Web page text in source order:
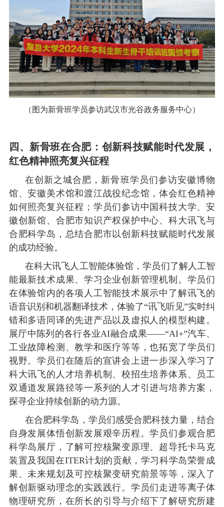
（图为新骨班学员参访武汉市光谷政务服务中心）
四、新骨班在合肥：创新科技赋能时代发展，
红色精神照亮复兴征程
在创新之城合肥，新骨班学员们参访安徽博物
馆、安徽美术馆和渡江战役纪念馆，体会红色精神
如何照亮复兴征程；学员们参访中国科技大学、安
徽创新馆、合肥市知识产权保护中心、科大讯飞与
合肥科学岛，总结合肥市以创新科技赋能时代发展
的成功经验。
在科大讯飞人工智能体验馆，学员们了解人工智
能最新技术成果、学习企业创新管理机制。学员们
在体验馆内的各项人工智能技术展示中了解讯飞的
语音识别和机器翻译技术，体验了“讯飞听见”实时纠
错和多语同译的先进产品以及虚拟人的模型构建。
展厅中陈列的各行各业AI融合成果——“AI+”汽车、
工业故障检测、教学和医疗等等，也拓宽了学员们
视野。学员们在随后的宣讲会上进一步深入学习了
科大讯飞的人才培养机制、校招生培养体系、员工
双通道发展路径等一系列的人才引进与培养方案，
探寻企业持续创新的动力源。
在合肥科学岛，学员们感受合肥科技力量，结合
自身发展体悟创新发展艰辛历程。学员们参观合肥
科学岛展厅，了解可控核聚变原理、超导托卡马克
装置及我国在ITER计划的贡献，学习科学岛荣誉成
果、未来规划及可控核聚变研究前景等等，深入了
解创新驱动理念的实践践行。学员们走进等离子体
物理研究所，在所长的引导与介绍下了解研究所建